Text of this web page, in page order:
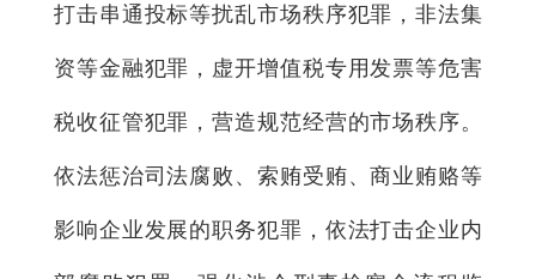
打击串通投标等扰乱市场秩序犯罪，非法集
资等金融犯罪，虚开增值税专用发票等危害
税收征管犯罪，营造规范经营的市场秩序。
依法惩治司法腐败、索贿受贿、商业贿赂等
影响企业发展的职务犯罪，依法打击企业内